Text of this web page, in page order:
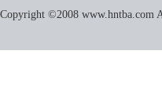
Copyright ©2008 www.hntba.com